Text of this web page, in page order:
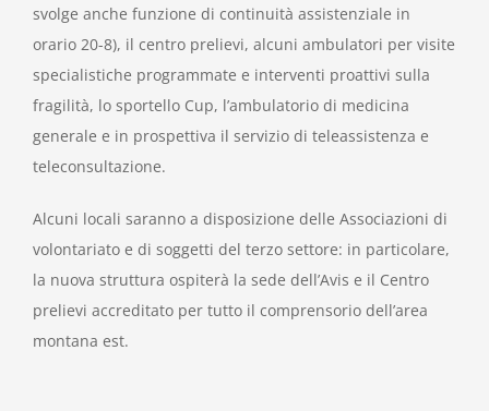
svolge anche funzione di continuità assistenziale in
orario 20-8), il centro prelievi, alcuni ambulatori per visite
specialistiche programmate e interventi proattivi sulla
fragilità, lo sportello Cup, l’ambulatorio di medicina
generale e in prospettiva il servizio di teleassistenza e
teleconsultazione.
Alcuni locali saranno a disposizione delle Associazioni di
volontariato e di soggetti del terzo settore: in particolare,
la nuova struttura ospiterà la sede dell’Avis e il Centro
prelievi accreditato per tutto il comprensorio dell’area
montana est.